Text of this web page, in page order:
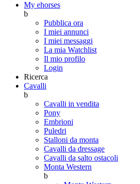
My ehorses
b
Pubblica ora
I miei annunci
I miei messaggi
La mia Watchlist
Il mio profilo
Login
Ricerca
Cavalli
b
Cavalli in vendita
Pony
Embrioni
Puledri
Stalloni da monta
Cavalli da dressage
Cavalli da salto ostacoli
Monta Western
b